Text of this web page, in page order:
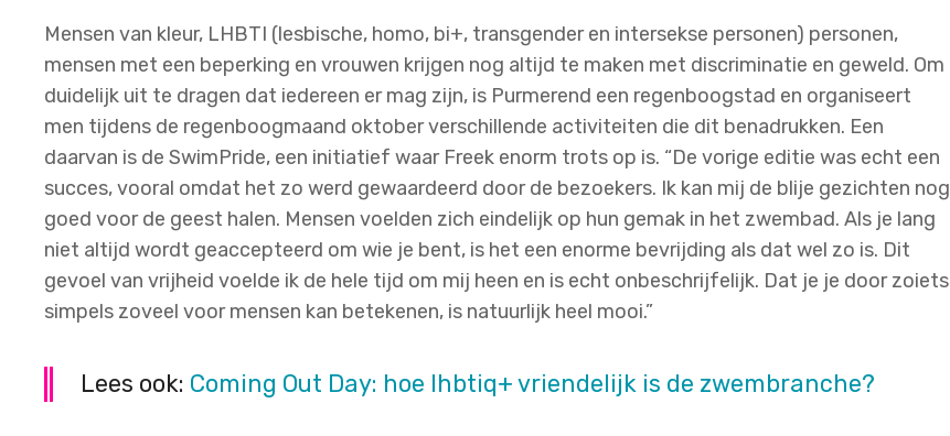
Mensen van kleur, LHBTI (lesbische, homo, bi+, transgender en intersekse personen) personen,
mensen met een beperking en vrouwen krijgen nog altijd te maken met discriminatie en geweld. Om
duidelijk uit te dragen dat iedereen er mag zijn, is Purmerend een regenboogstad en organiseert
men tijdens de regenboogmaand oktober verschillende activiteiten die dit benadrukken. Een
daarvan is de SwimPride, een initiatief waar Freek enorm trots op is. “De vorige editie was echt een
succes, vooral omdat het zo werd gewaardeerd door de bezoekers. Ik kan mij de blije gezichten nog
goed voor de geest halen. Mensen voelden zich eindelijk op hun gemak in het zwembad. Als je lang
niet altijd wordt geaccepteerd om wie je bent, is het een enorme bevrijding als dat wel zo is. Dit
gevoel van vrijheid voelde ik de hele tijd om mij heen en is echt onbeschrijfelijk. Dat je je door zoiets
simpels zoveel voor mensen kan betekenen, is natuurlijk heel mooi.”
Lees ook: Coming Out Day: hoe lhbtiq+ vriendelijk is de zwembranche?